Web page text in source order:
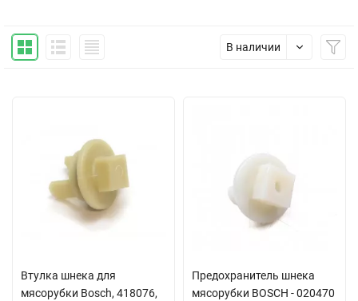
В наличии
Втулка шнека для
мясорубки Bosch, 418076,
Предохранитель шнека
мясорубки BOSCH - 020470